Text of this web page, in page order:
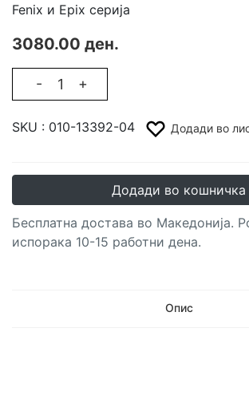
Fenix и Epix серија
3080.00 ден.
- +
SKU : 010-13392-04 Додади во
Додади во кошничка
Бесплатна достава во Македонија.
испорака 10-15 работни дена.
Опис